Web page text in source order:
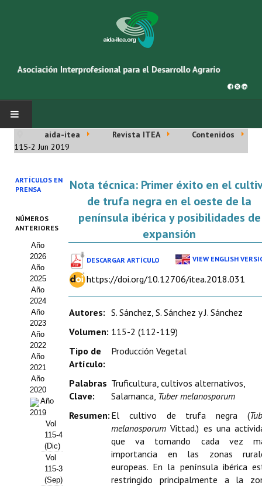
INICIO
Cincuentenario AIDA
Organigrama
Estatutos
Hacerse socio
Noticias
Galería de Fotos
Web AIDA 2.0
REVISTA ITEA
Presentación ITEA
Equipo Editorial
Leer revista ITEA
aida-itea Revista ITEA
Contenidos
115-2 Jun 2019
ARTÍCULOS EN
PRENSA
NÚMEROS
ANTERIORES
Año
2026
Año
2025
Año
2024
Año
2023
Año
2022
Año
2021
Año
2020
Año
2019
Vol
115-4
(Dic)
Vol
115-3
(Sep)
Nota técnica: Primer éxito en el
de trufa negra en el oeste de la
península ibérica y posibilidades de
expansión
DESCARGAR ARTÍCULO VIEW ENGLISH
https://doi.org/10.12706/itea.2018.031
Autores: S. Sánchez, S. Sánchez y J. Sánchez
Volumen: 115-2 (112-119)
Tipo de
Artículo:
Producción Vegetal
Palabras
Clave:
Truficultura, cultivos alternativos,
Salamanca, Tuber melanosporum
Resumen: El cultivo de trufa negra (
melanosporum Vittad.) es una
que va tomando cada vez
importancia en las zonas
europeas. En la península ibérica
restringido principalmente a la